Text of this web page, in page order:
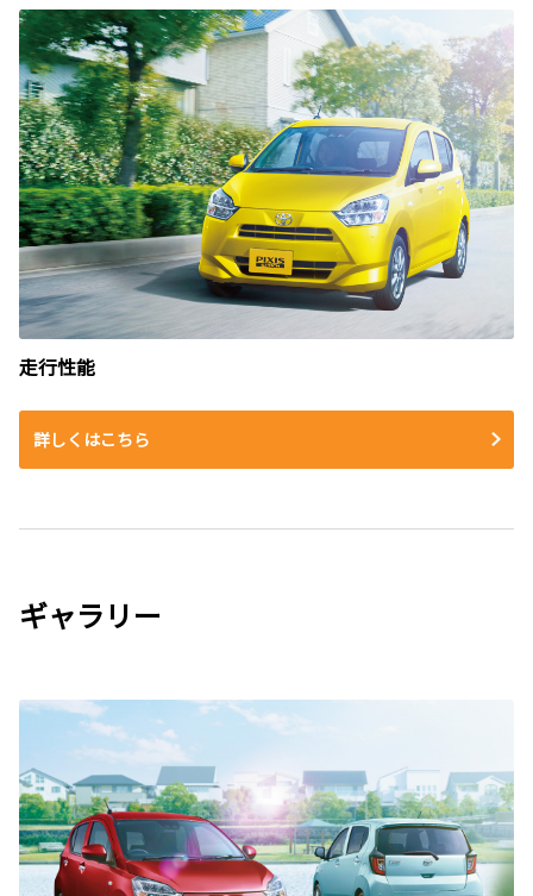
走行性能
詳しくはこちら
ギャラリー